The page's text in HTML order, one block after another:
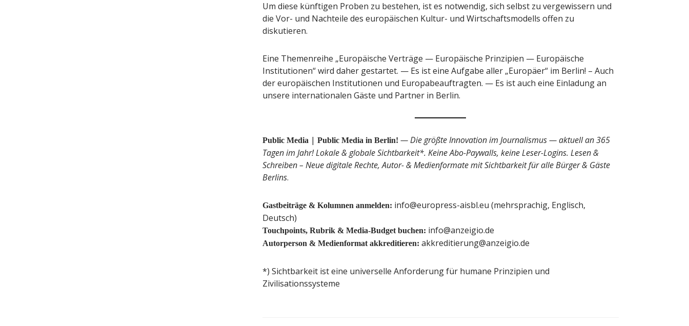
Um diese künftigen Proben zu bestehen, ist es notwendig, sich selbst zu vergewissern und
die Vor- und Nachteile des europäischen Kultur- und Wirtschaftsmodells offen zu
diskutieren.
Eine Themenreihe „Europäische Verträge — Europäische Prinzipien — Europäische
Institutionen“ wird daher gestartet. — Es ist eine Aufgabe aller „Europäer“ im Berlin! – Auch
der europäischen Institutionen und Europabeauftragten. — Es ist auch eine Einladung an
unsere internationalen Gäste und Partner in Berlin.
Public Media| Public Media in Berlin! — Die größte Innovation im Journalismus — aktuell an 365
Tagen im Jahr! Lokale & globale Sichtbarkeit*. Keine Abo-Paywalls, keine Leser-Logins. Lesen &
Schreiben – Neue digitale Rechte, Autor- & Medienformate mit Sichtbarkeit für alle Bürger & Gäste
Berlins.
Gastbeiträge & Kolumnen anmelden: info@europress-aisbl.eu (mehrsprachig, Englisch,
Deutsch)
Touchpoints, Rubrik & Media-Budget buchen: info@anzeigio.de
Autorperson & Medienformat akkreditieren: akkreditierung@anzeigio.de
*) Sichtbarkeit ist eine universelle Anforderung für humane Prinzipien und
Zivilisationssysteme